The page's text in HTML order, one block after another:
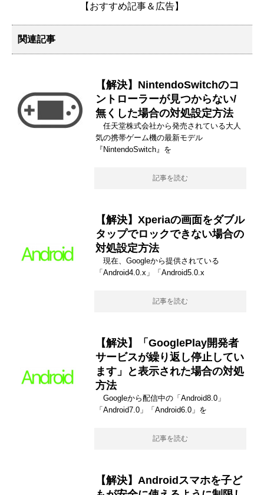
【おすすめ記事＆広告】
関連記事
【解決】NintendoSwitchのコ
ントローラーが見つからない/
無くした場合の対処設定方法
任天堂株式会社から発売されている大人
気の携帯ゲーム機の最新モデル
『NintendoSwitch』を
記事を読む
【解決】Xperiaの画面をダブル
タップでロックできない場合の
対処設定方法
現在、Googleから提供されている
「Android4.0.x」「Android5.0.x
記事を読む
【解決】「GooglePlay開発者
サービスが繰り返し停止してい
ます」と表示された場合の対処
方法
Googleから配信中の「Android8.0」
「Android7.0」「Android6.0」を
記事を読む
【解決】Androidスマホを子ど